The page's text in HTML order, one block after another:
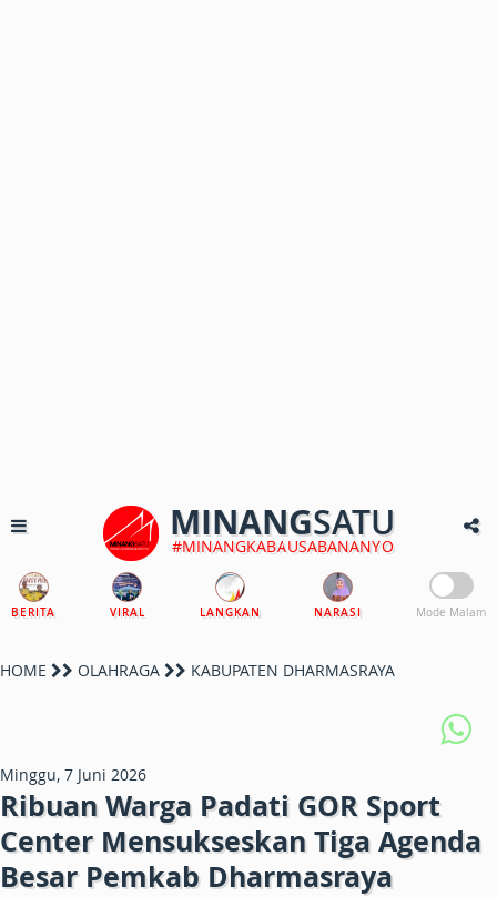
MINANGSATU
#MINANGKABAUSABANANYO
BERITA VIRAL LANGKAN NARASI Mode Malam
HOME OLAHRAGA KABUPATEN DHARMASRAYA
Minggu, 7 Juni 2026
Ribuan Warga Padati GOR Sport
Center Mensukseskan Tiga Agenda
Besar Pemkab Dharmasraya